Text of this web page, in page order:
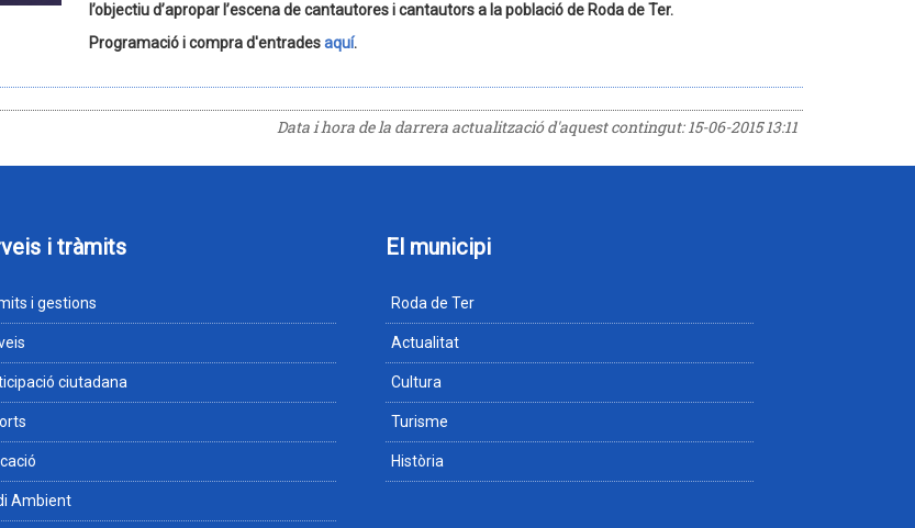
l’objectiu d’apropar l’escena de cantautores i cantautors a la població de Roda de Ter.
Programació i compra d'entradesaquí.
Data i hora de la darrera actualització d'aquest contingut:15-06-2015 13:11
i tràmits
i gestions
ciutadana
Ambient
El municipi
Roda de Ter
Actualitat
Cultura
Turisme
Història